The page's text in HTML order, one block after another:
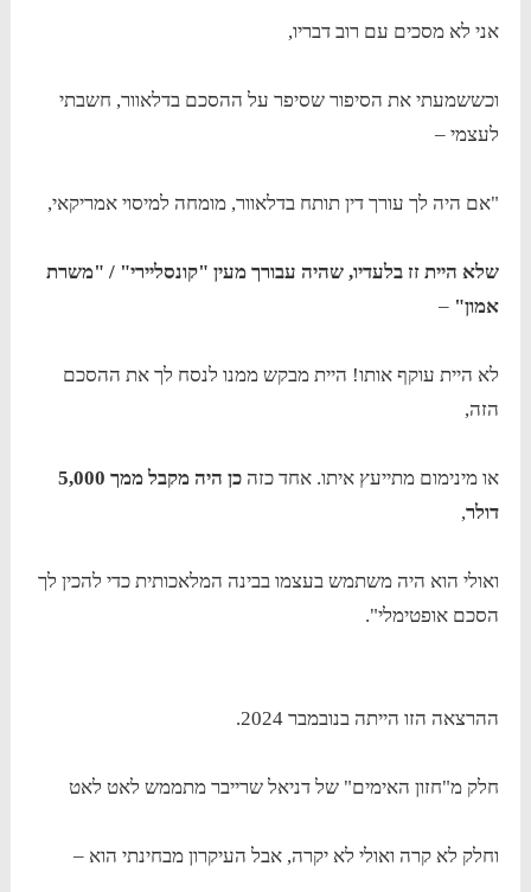
אני לא מסכים עם רוב דבריו,
וכששמעתי את הסיפור שסיפר על ההסכם בדלאוור, חשבתי
לעצמי –
"אם היה לך עורך דין תותח בדלאוור, מומחה למיסוי אמריקאי,
שלא היית זז בלעדיו, שהיה עבורך מעין "קונסליירי" / "משרת
אמון" –
לא היית עוקף אותו! היית מבקש ממנו לנסח לך את ההסכם
הזה,
או מינימום מתייעץ איתו. אחד כזה
כן היה מקבל ממך 5,000
דולר,
ואולי הוא היה משתמש בעצמו בבינה המלאכותית כדי להכין לך
הסכם אופטימלי".
ההרצאה הזו הייתה בנובמבר 2024.
חלק מ"חזון האימים" של דניאל שרייבר מתממש לאט לאט
וחלק לא קרה ואולי לא יקרה, אבל העיקרון מבחינתי הוא –